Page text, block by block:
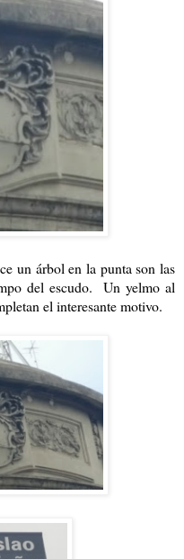
un árbol en la punta son las
del escudo. Un yelmo al
el interesante motivo.